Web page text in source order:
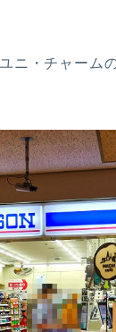
ニ・チャーム